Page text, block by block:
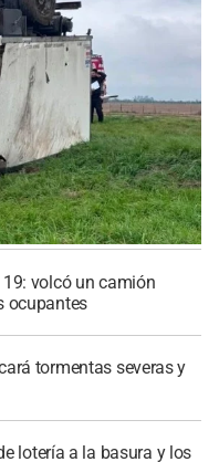
volcó un camión
ocupantes
tormentas severas y
lotería a la basura y los